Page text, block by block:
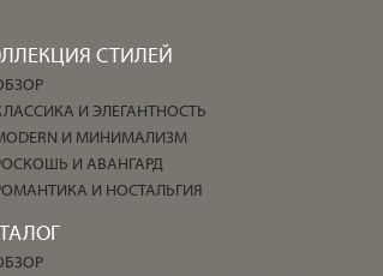
СТИЛЕЙ
И ЭЛЕГАНТНОСТЬ
И МИНИМАЛИЗМ
И АВАНГАРД
И НОСТАЛЬГИЯ